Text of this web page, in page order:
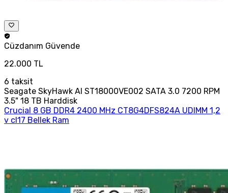
Cüzdanım Güvende
22.000 TL
6 taksit
Seagate SkyHawk AI ST18000VE002 SATA 3.0 7200 RPM
3.5" 18 TB Harddisk
Crucial 8 GB DDR4 2400 MHz CT8G4DFS824A UDIMM 1,2
v cl17 Bellek Ram